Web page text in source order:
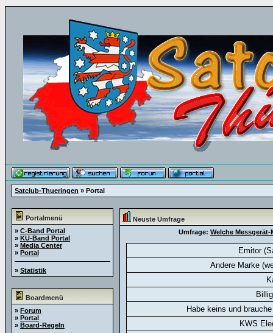
Satclub-Thueringen » Portal
Portalmenü
» C-Band Portal
» KU-Band Portal
» Media Center
» Portal
» Statistik
Boardmenü
» Forum
» Portal
» Board-Regeln
Neuste Umfrage
Umfrage: Welche
Emitor
Andere Marke
Habe keins und
KWS